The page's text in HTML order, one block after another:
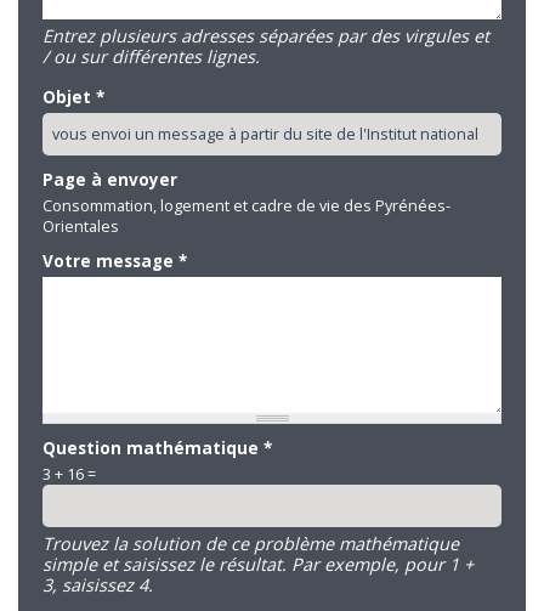
Entrez plusieurs adresses séparées par des virgules et
/ ou sur différentes lignes.
Objet *
Page à envoyer
Consommation, logement et cadre de vie des Pyrénées-
Orientales
Votre message *
Question mathématique *
3 + 16 =
Trouvez la solution de ce problème mathématique
simple et saisissez le résultat. Par exemple, pour 1 +
3, saisissez 4.